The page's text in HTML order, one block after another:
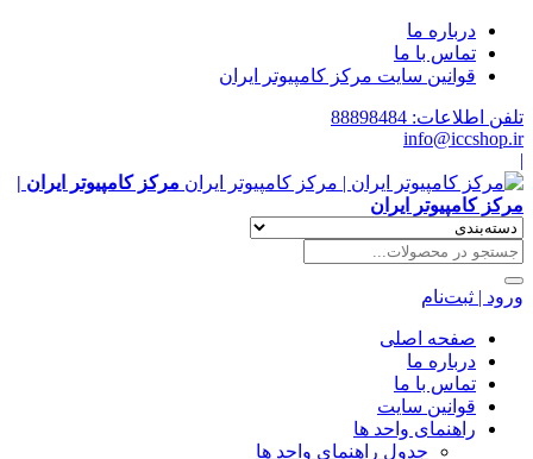
درباره ما
تماس با ما
قوانین سایت مرکز کامپیوتر ایران
تلفن اطلاعات: 88898484
info@iccshop.ir
|
مرکز کامپیوتر ایران |
مرکز کامپیوتر ایران
ورود | ثبت‌نام
صفحه اصلی
درباره ما
تماس با ما
قوانین سایت
راهنمای واحد ها
جدول راهنمای واحد ها